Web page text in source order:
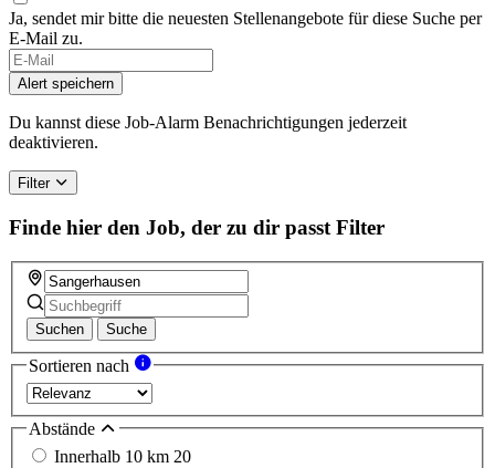
Ja, sendet mir bitte die neuesten Stellenangebote für diese Suche per
E-Mail zu.
If
you
are
a
human,
this
field
Alert speichern
Du kannst diese Job-Alarm Benachrichtigungen jederzeit
deaktivieren.
Filter
Finde hier den Job, der zu dir passt Filter
Suchen Suche
Sortieren nach
Abstände
Innerhalb 10 km 20